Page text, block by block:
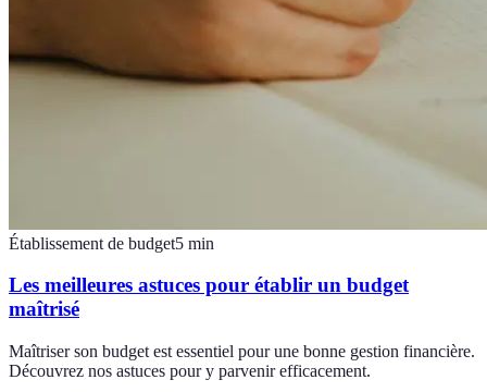
Établissement de budget5 min
Les meilleures astuces pour établir un budget
maîtrisé
Maîtriser son budget est essentiel pour une bonne gestion financière.
Découvrez nos astuces pour y parvenir efficacement.